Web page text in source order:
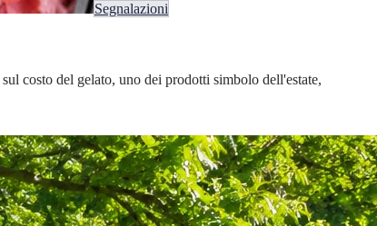
Segnalazioni
costo del gelato, uno dei prodotti simbolo dell'estate,